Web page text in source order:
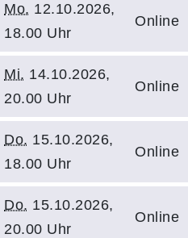
Mo. 12.10.2026,
18.00 Uhr
Online
Mi. 14.10.2026,
20.00 Uhr
Online
Do. 15.10.2026,
18.00 Uhr
Online
Do. 15.10.2026,
20.00 Uhr
Online